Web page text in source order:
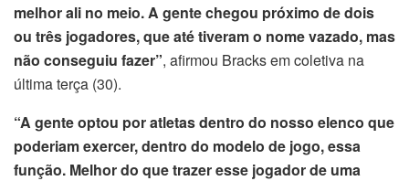
melhor ali no meio. A gente chegou próximo de dois
ou três jogadores, que até tiveram o nome vazado, mas
não conseguiu fazer”, afirmou Bracks em coletiva na
última terça (30).
“A gente optou por atletas dentro do nosso elenco que
poderiam exercer, dentro do modelo de jogo, essa
função. Melhor do que trazer esse jogador de uma